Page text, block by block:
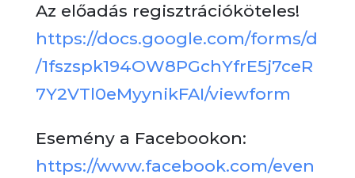
Az előadás regisztrációköteles!
https://docs.google.com/forms/d
/1fszspk194OW8PGchYfrE5j7ceR
7Y2VTl0eMyynikFAI/viewform
Esemény a Facebookon:
https://www.facebook.com/even